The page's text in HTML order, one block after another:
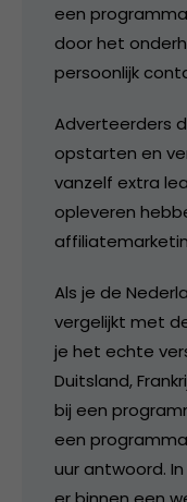
een
door het
persoonlijk
Adverteerders
opstarten en
vanzelf extra
opleveren
Als je de
vergelijkt met
je het echte
Duitsland,
bij een
een
uur antwoord.